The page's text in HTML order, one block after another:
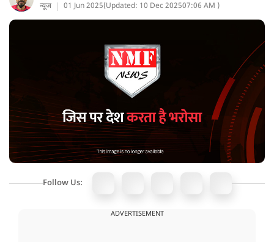
न्यूज 01 Jun 2025(Updated: 10 Dec 202507:06 AM )
Follow Us:
ADVERTISEMENT